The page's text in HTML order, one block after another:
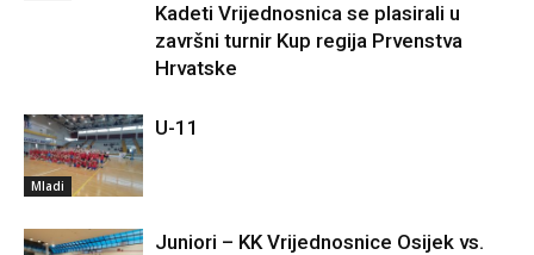
Kadeti Vrijednosnica se plasirali u
završni turnir Kup regija Prvenstva
Hrvatske
Mladi
U-11
Juniori – KK Vrijednosnice Osijek vs.